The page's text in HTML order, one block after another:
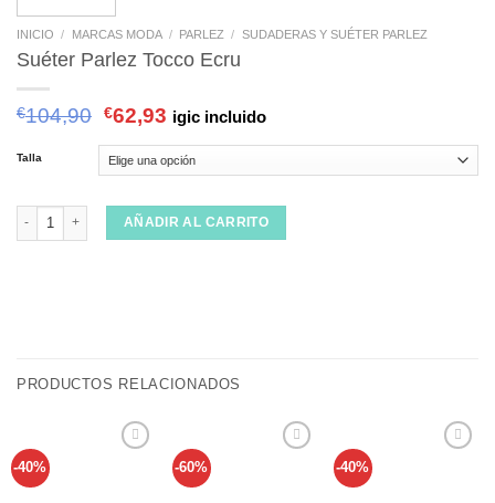
INICIO / MARCAS MODA / PARLEZ / SUDADERAS Y SUÉTER PARLEZ
Suéter Parlez Tocco Ecru
€104,90 €62,93 igic incluido
Talla
Suéter Parlez Tocco Ecru cantidad
AÑADIR AL CARRITO
PRODUCTOS RELACIONADOS
-40% -60% -40%